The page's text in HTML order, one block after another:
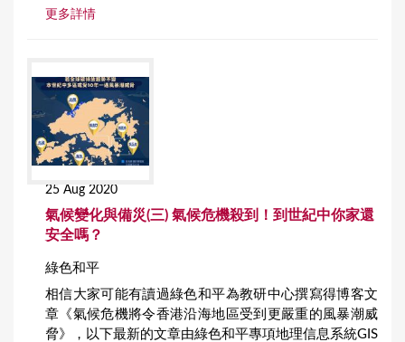
更多詳情
25 Aug 2020
氣候變化與備災(三) 氣候危機殺到！到世紀中你家還
安全嗎？
綠色和平
相信大家可能有讀過綠色和平為教研中心撰寫得博客文
章《氣候危機將令香港沿海地區受到更嚴重的風暴潮威
脅》，以下最新的文章由綠色和平專項地理信息系統GIS